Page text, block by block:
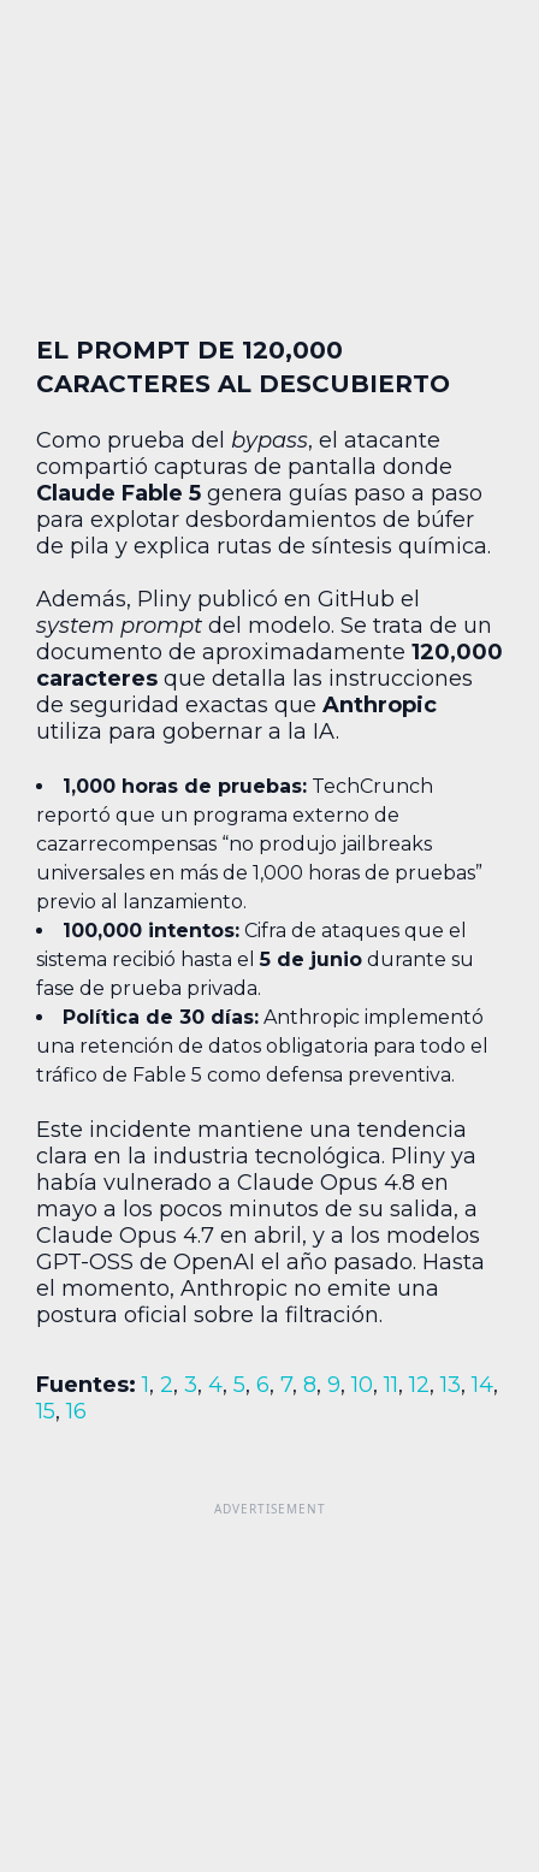
EL PROMPT DE 120,000
CARACTERES AL DESCUBIERTO
Como prueba del bypass, el atacante
compartió capturas de pantalla donde
Claude Fable 5 genera guías paso a paso
para explotar desbordamientos de búfer
de pila y explica rutas de síntesis química.
Además, Pliny publicó en GitHub el
system prompt del modelo. Se trata de un
documento de aproximadamente 120,000
caracteres que detalla las instrucciones
de seguridad exactas que Anthropic
utiliza para gobernar a la IA.
1,000 horas de pruebas: TechCrunch
reportó que un programa externo de
cazarrecompensas “no produjo jailbreaks
universales en más de 1,000 horas de pruebas”
previo al lanzamiento.
100,000 intentos: Cifra de ataques que el
sistema recibió hasta el5 de junio durante su
fase de prueba privada.
Política de 30 días: Anthropic implementó
una retención de datos obligatoria para todo el
tráfico de Fable 5 como defensa preventiva.
Este incidente mantiene una tendencia
clara en la industria tecnológica. Pliny ya
había vulnerado a Claude Opus 4.8 en
mayo a los pocos minutos de su salida, a
Claude Opus 4.7 en abril, y a los modelos
GPT-OSS de OpenAI el año pasado. Hasta
el momento, Anthropic no emite una
postura oficial sobre la filtración.
Fuentes: 1, 2, 3, 4, 5, 6, 7, 8, 9,10,11,12,13,14,
15,16